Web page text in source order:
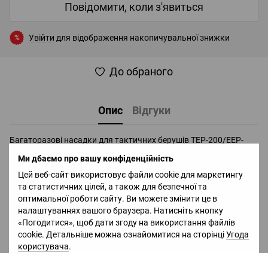
Ми дбаємо про вашу конфіденційність
Цей веб-сайт використовує файли cookie для маркетингу
та статистичних цілей, а також для безпечної та
оптимальної роботи сайту. Ви можете змінити це в
налаштуваннях вашого браузера. Натисніть кнопку
«Погодитися», щоб дати згоду на використання файлів
cookie. Детальніше можна ознайомитися на сторінціУгода
користувача.
Повідомити, коли з'явиться
% Увійти для відображення накопичувальної знижки
До обраного
Опис Відгуки
Багаторазові насадки для тактичних берушів TEP-200/EEP-
Спеціально розроблені для використання із
внутрішньоканальними комунікаційними продуктами 3M™
PELTOR™.
Доставка Оплата Гарантія Повернення
Офіціальний імпортер та дистрибьютор в Україні брендів